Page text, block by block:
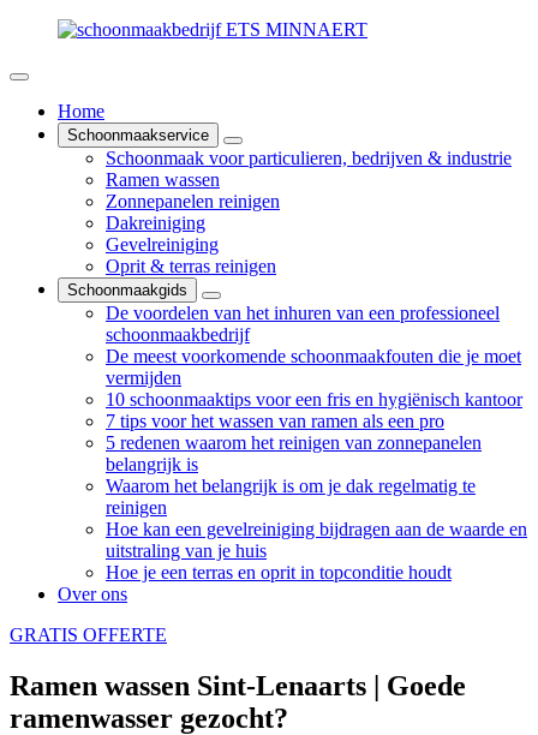
Home
Schoonmaakservice
Schoonmaak voor particulieren, bedrijven & industrie
Ramen wassen
Zonnepanelen reinigen
Dakreiniging
Gevelreiniging
Oprit & terras reinigen
Schoonmaakgids
De voordelen van het inhuren van een professioneel
schoonmaakbedrijf
De meest voorkomende schoonmaakfouten die je moet
vermijden
10 schoonmaaktips voor een fris en hygiënisch kantoor
7 tips voor het wassen van ramen als een pro
5 redenen waarom het reinigen van zonnepanelen
belangrijk is
Waarom het belangrijk is om je dak regelmatig te
reinigen
Hoe kan een gevelreiniging bijdragen aan de waarde en
uitstraling van je huis
Hoe je een terras en oprit in topconditie houdt
Over ons
GRATIS OFFERTE
Ramen wassen Sint-Lenaarts | Goede
ramenwasser gezocht?